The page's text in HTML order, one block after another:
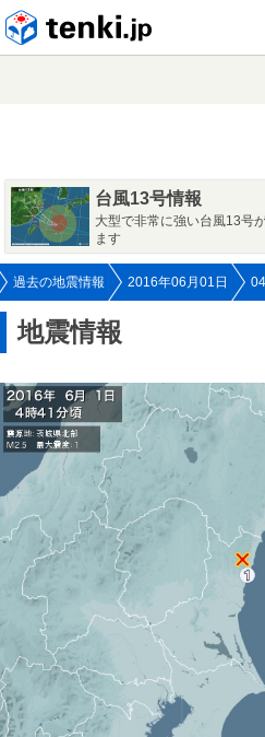
台風13号情報
大型で非常に強い台風13号
ます
過去の地震情報 2016年06月01日
地震情報